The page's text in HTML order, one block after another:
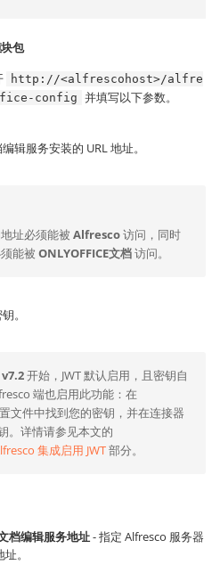
包
http://<alfrescohost>/alfre
config 并填写以下参数。
辑服务安装的 URL 地址。
址必须能被 Alfresco访问，同时
能被 ONLYOFFICE文档访问。
。
v7.2开始，JWT 默认启用，且密钥自
端也启用此功能：在
文件中找到您的密钥，并在连接器
。详情请参见本文的
集成启用 JWT部分。
档编辑服务地址- 指定 Alfresco 服务器
。